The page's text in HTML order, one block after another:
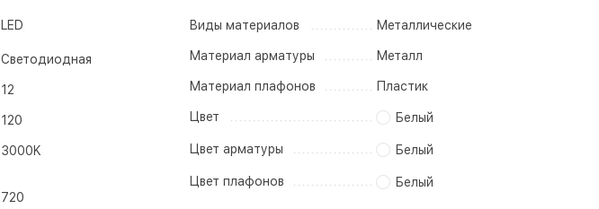
LED
Светодиодная
12
120
3000K
720
Виды материалов Металлические
Материал арматуры Металл
Материал плафонов Пластик
Цвет Белый
Цвет арматуры Белый
Цвет плафонов Белый